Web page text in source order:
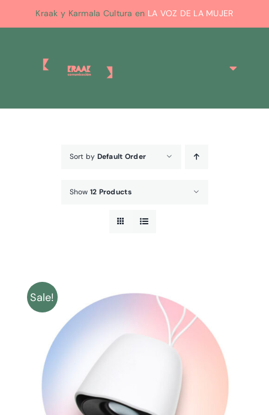
to
Kraak y Karmala Cultura en LA VOZ DE LA MUJER
Toggle
Inicio
Sort by Default Order
Show 12 Products
Sale!